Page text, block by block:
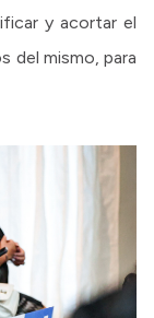
y acortar el
del mismo, para